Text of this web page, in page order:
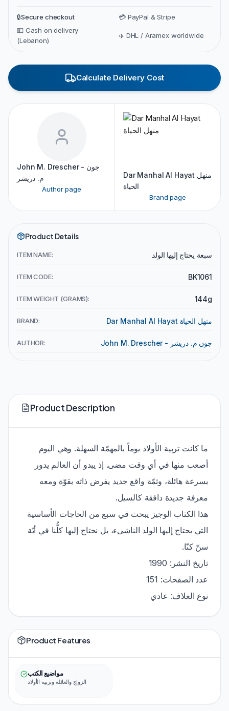
🔒Secure checkout
💳 PayPal & Stripe
💵 Cash on delivery
(Lebanon)
✈️ DHL / Aramex worldwide
Calculate Delivery Cost
John M. Drescher - جون
م. دريشر
Author page
Dar Manhal Al Hayat منهل
الحياة
Brand page
Product Details
ITEM NAME: سبعة يحتاج إليها الولد
ITEM CODE: BK1061
ITEM WEIGHT (GRAMS): 144g
BRAND: Dar Manhal Al Hayat منهل الحياة
AUTHOR: John M. Drescher - جون م. دريشر
Product Description
ما كانت تربية الأولاد يوماً بالمهمّة السهلة. وهي اليوم
أصعب منها في أي وقت مضى. إذ يبدو أن العالم يدور
بسرعة هائلة، وثمّة واقع جديد يفرض ذاته بقوّة ومعه
معرفة جديدة دافقة كالسيل.
هذا الكتاب الوجيز يبحث في سبع من الحاجات الأساسية
التي يحتاج إليها الولد الناشىء، بل نحتاج إليها كلُّنا في أيّة
سنّ كنّا.
تاريخ النشر: 1990
عدد الصفحات: 151
نوع الغلاف: عادي
Product Features
مواضيع الكتب
الزواج والعائلة وتربية الأولاد